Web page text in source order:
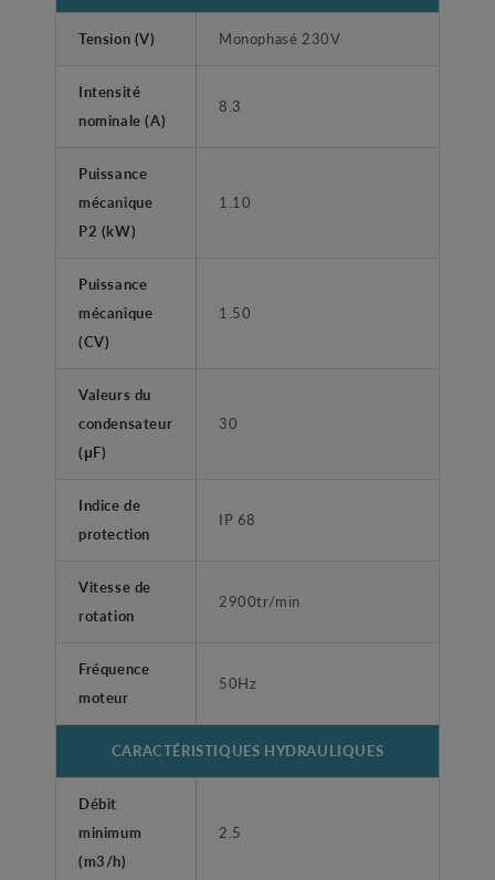
Tension (V) Monophasé 230V
Intensité
nominale (A)
8.3
Puissance
mécanique
P2 (kW)
1.10
Puissance
mécanique
(CV)
1.50
Valeurs du
condensateur
(μF)
30
Indice de
protection
IP 68
Vitesse de
rotation
2900tr/min
Fréquence
moteur
50Hz
CARACTÉRISTIQUES HYDRAULIQUES
Débit
minimum
(m3/h)
2.5